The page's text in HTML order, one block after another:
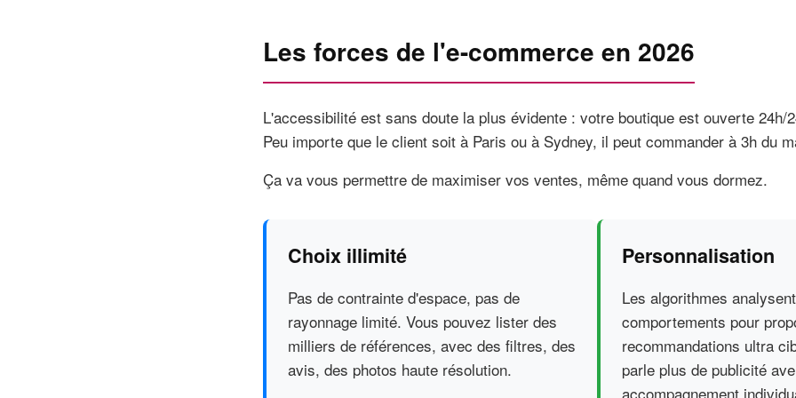
Les forces de l'e-commerce en 2026
L'accessibilité est sans doute la plus évidente : votre boutique est ouverte 24h/
Peu importe que le client soit à Paris ou à Sydney, il peut commander à 3h du
Ça va vous permettre de maximiser vos ventes, même quand vous dormez.
Choix illimité
Pas de contrainte d'espace, pas de
rayonnage limité. Vous pouvez lister des
milliers de références, avec des filtres, des
avis, des photos haute résolution.
Personnalisation
Les algorithmes
comportements pour
recommandations ultra
parle plus de publicité
accompagnement